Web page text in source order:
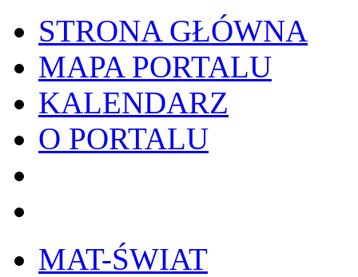
STRONA GŁÓWNA
MAPA PORTALU
KALENDARZ
O PORTALU
MAT-ŚWIAT